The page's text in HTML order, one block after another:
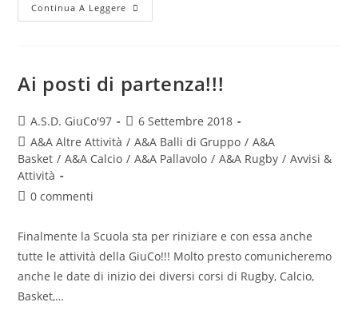
Continua A Leggere
Ai posti di partenza!!!
A.S.D. GiuCo'97
6 Settembre 2018
A&A Altre Attività / A&A Balli di Gruppo / A&A
Basket / A&A Calcio / A&A Pallavolo / A&A Rugby / Avvisi &
Attività
0 commenti
Finalmente la Scuola sta per riniziare e con essa anche
tutte le attività della GiuCo!!! Molto presto comunicheremo
anche le date di inizio dei diversi corsi di Rugby, Calcio,
Basket,…